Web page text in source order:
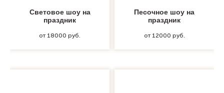
Световое шоу на
праздник
от 18000 руб.
Песочное шоу на
праздник
от 12000 руб.